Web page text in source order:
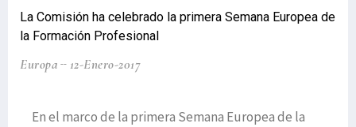
La Comisión ha celebrado la primera Semana Europea de
la Formación Profesional
Europa 12-Enero-2017
En el marco de la primera Semana Europea de la